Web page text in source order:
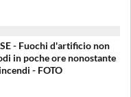
- Fuochi d'artificio non
in poche ore nonostante
- FOTO